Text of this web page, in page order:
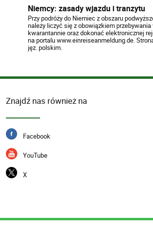
Niemcy: zasady wjazdu i tranzytu
Przy podróży do Niemiec z obszaru
należy liczyć się z obowiązkiem
kwarantannie oraz dokonać elektronicznej
na portalu www.einreiseanmeldung.de.
jęz. polskim.
Znajdź nas również na
Facebook
YouTube
X